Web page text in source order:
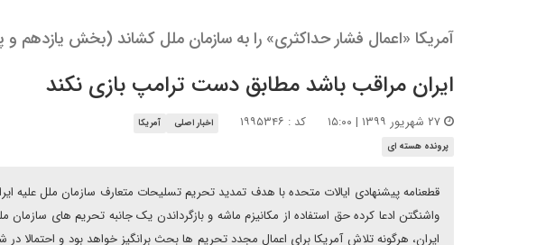
آمریکا «اعمال فشار حداکثری» را به سازمان ملل کشاند (بخش یازدهم و
ایران مراقب باشد مطابق دست ترامپ بازی نکند
کد : ۱۹۹۵۳۴۶ اخبار اصلی
آمریکا
پرونده هسته ای
واشنگتن ادعا کرده حق استفاده از مکانیزم ماشه و بازگرداندن یک جانبه تحریم های
ایران، هرگونه تلاش آمریکا برای اعمال مجدد تحریم ها بحث برانگیز خواهد بود و